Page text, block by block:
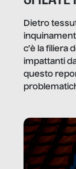
Dietro
c’è la filiera
impattanti
questo